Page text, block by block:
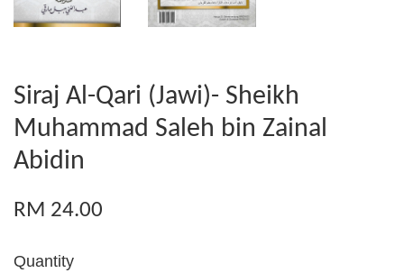
Siraj Al-Qari (Jawi)- Sheikh
Muhammad Saleh bin Zainal
Abidin
RM 24.00
Quantity